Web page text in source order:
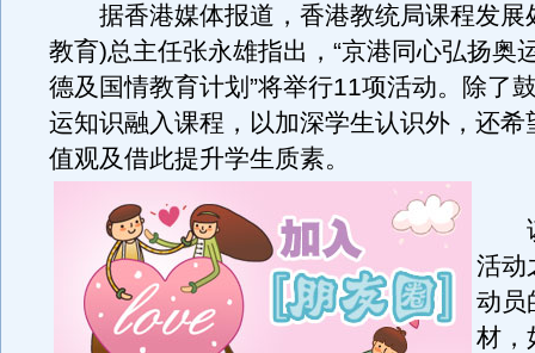
据香港媒体报道，香港教统局课程发展
教育)总主任张永雄指出，“京港同心弘扬
德及国情教育计划”将举行11项活动。除了
运知识融入课程，以加深学生认识外，还希
值观及借此提升学生质素。
该
活动
动员
材，